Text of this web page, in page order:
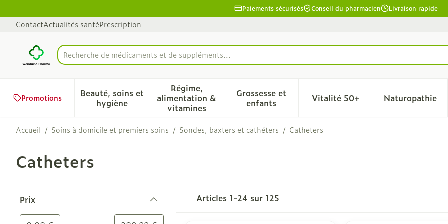
Paiements sécurisés Conseil du pharmacien Livraison rapide
ContactActualités santéPrescription
Rechercher
Recherche de médicam
Promotions
Beauté, soins et
hygièneAfficher le sous-menu pour la catégorie Beauté, soins et hygiène
Régime,
alimentation &
vitaminesAfficher le sous-menu pour la catégorie Régime, alimentation &
Grossesse et
enfantsAfficher le sous-menu pour la catégorie
Vitalité 50+Afficher le sous-menu pour
Naturopathie
Afficher
Accueil / Soins à domicile et premiers soins / Sondes, baxters et cathéters / Catheters
Catheters
Prix
Articles 1-24 sur 125